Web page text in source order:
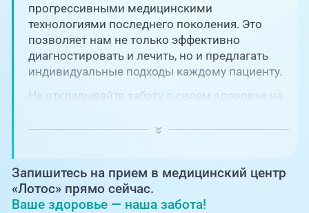
Блог врачей
Новости
+7 (351) 220-03-03
Центр амбулаторной
онкологической помощи
+7 (7142) 927-003
прогрессивными медицинскими
технологиями последнего поколения. Это
позволяет нам не только эффективно
диагностировать и лечить, но и предлагать
индивидуальные подходы каждому пациенту.
Не откладывайте заботу о своем здоровье на
ключевую роль в поддержании вашего
Запишитесь на прием в медицинский центр
«Лотос» прямо сейчас.
Ваше здоровье — наша забота!